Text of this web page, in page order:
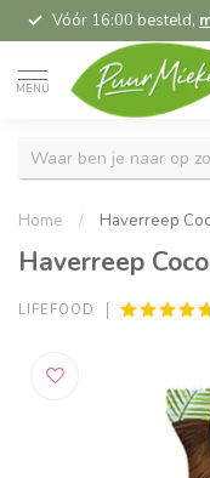
Vóór 16:00 besteld,
MENU
Home / Haverreep
Haverreep
LIFEFOOD